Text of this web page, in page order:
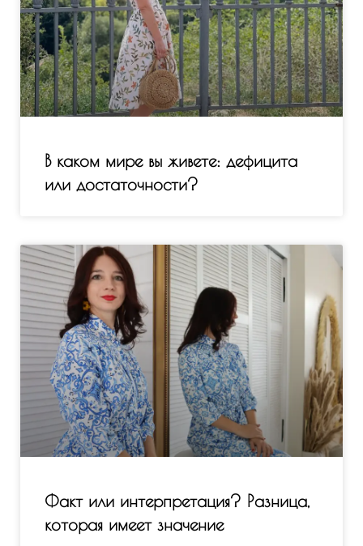
В каком мире вы живете: дефицита
или достаточности?
Факт или интерпретация? Разница,
которая имеет значение